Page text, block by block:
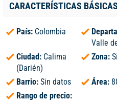
CARACTERÍSTICAS BÁSICAS
País: Colombia
Valle
Ciudad: Calima
(Darién)
Zona:
Barrio: Sin datos Área:
Rango de precio: